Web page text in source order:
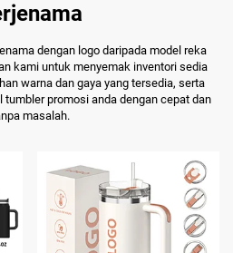
dengan logo daripada model reka
kami untuk menyemak inventori sedia
warna dan gaya yang tersedia, serta
promosi anda dengan cepat dan
masalah.